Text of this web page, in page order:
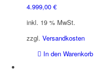
4.999,00 €
inkl. 19 % MwSt.
zzgl. Versandkosten
In den Warenkorb